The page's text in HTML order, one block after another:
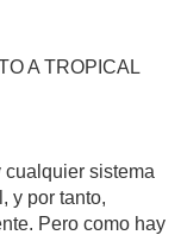
A TROPICAL
cualquier sistema
y por tanto,
Pero como hay